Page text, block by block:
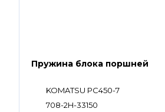
Пружина блока поршней
KOMATSU PC450-7
708-2H-33150